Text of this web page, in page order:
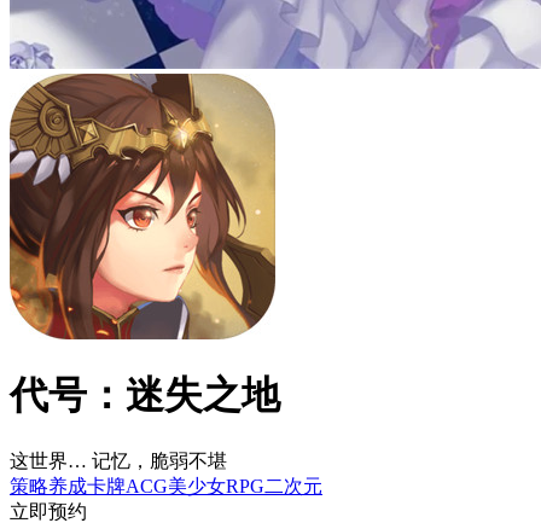
代号：迷失之地
这世界… 记忆，脆弱不堪
策略养成卡牌ACG美少女RPG二次元
立即预约